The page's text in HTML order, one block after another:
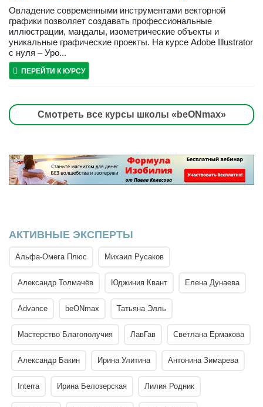
Овладение современными инструментами векторной
графики позволяет создавать профессиональные
иллюстрации, мандалы, изометрические объекты и
уникальные графические проекты. На курсе Adobe Illustrator
с нуля – Уро...
ПЕРЕЙТИ К КУРСУ
Смотреть все курсы школы «beONmax»
АКТИВНЫЕ ЭКСПЕРТЫ
Альфа-Омега Плюс Михаил Русаков
Александр Толмачёв Юджиния Квант Елена Дунаева
Advance beONmax Татьяна Элль
Мастерство Благополучия ЛавГав Светлана Ермакова
Александр Бакин Ирина Улитина Антонина Зимарева
Interra Ирина Белозерская Лилия Родник